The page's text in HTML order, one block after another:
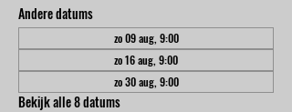
Andere datums
zo 09 aug, 9:00
zo 16 aug, 9:00
zo 30 aug, 9:00
Bekijk alle 8 datums